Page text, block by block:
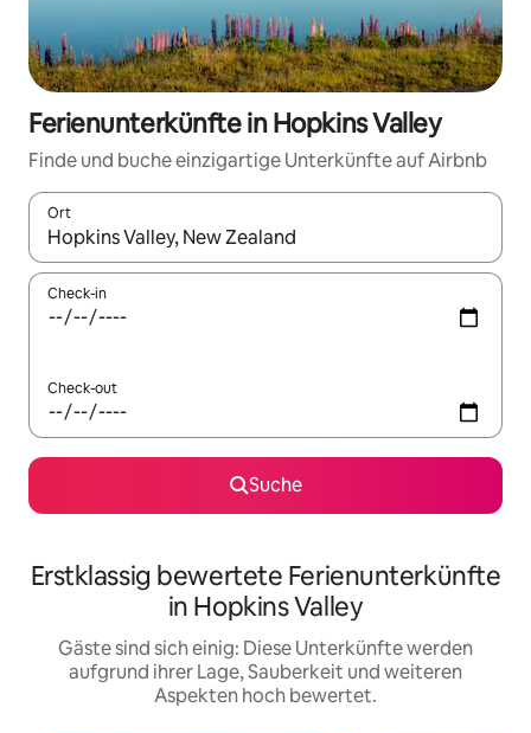
Ferienunterkünfte in Hopkins Valley
Finde und buche einzigartige Unterkünfte auf Airbnb
Ort
Wenn Ergebnisse verfügbar sind, navigiere mit den
Check-in
Check-out
Suche
Erstklassig bewertete Ferienunterkünfte
in Hopkins Valley
Gäste sind sich einig: Diese Unterkünfte werden
aufgrund ihrer Lage, Sauberkeit und weiteren
Aspekten hoch bewertet.